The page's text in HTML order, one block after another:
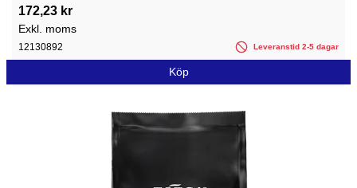
172,23 kr
Exkl. moms
12130892 Leveranstid 2-5 dagar
Köp